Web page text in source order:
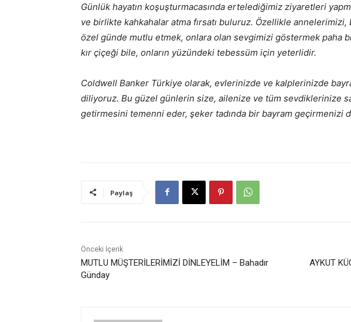
Günlük hayatın koşuşturmacasında ertelediğimiz ziyaretleri
ve birlikte kahkahalar atma fırsatı buluruz. Özellikle annelerimizi,
özel günde mutlu etmek, onlara olan sevgimizi göstermek paha
kır çiçeği bile, onların yüzündeki tebessüm için yeterlidir.
Coldwell Banker Türkiye olarak, evlerinizde ve kalplerinizde
diliyoruz. Bu güzel günlerin size, ailenize ve tüm sevdiklerinize
getirmesini temenni eder, şeker tadında bir bayram geçirmenizi
Paylaş
Önceki İçerik
MUTLU MÜŞTERİLERİMİZİ DİNLEYELİM – Bahadır
Günday
AYKUT